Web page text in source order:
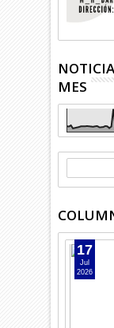
MES
17
Jul
2026